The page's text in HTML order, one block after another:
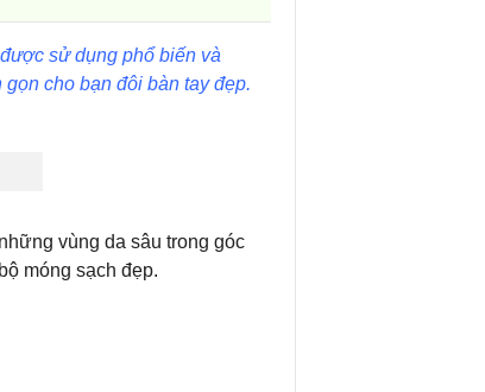
sử dụng phổ biến và
cho bạn đôi bàn tay đẹp.
vùng da sâu trong góc
móng sạch đẹp.